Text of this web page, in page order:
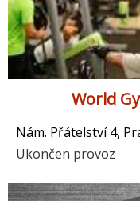
World
Nám. Přátelství 4,
Ukončen provoz